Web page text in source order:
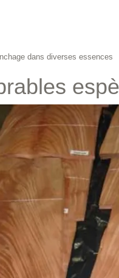
dans diverses essences